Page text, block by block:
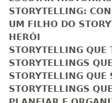
200 H 25dias
220 H 28dias
STORYTELLING:
UM FILHO DO
HERÓI
STORYTELLING QUE
STORYTELLINGS
STORYTELLING QUE
STORYTELLINGS